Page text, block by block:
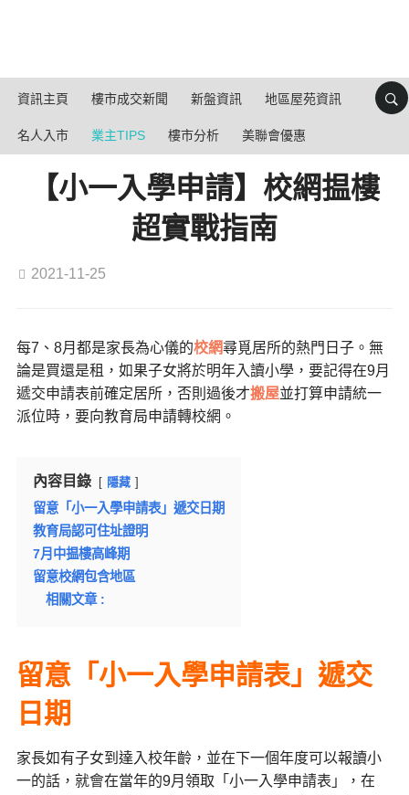
資訊主頁 樓市成交新聞 新盤資訊 地區屋苑資訊
名人入市 業主TIPS 樓市分析 美聯會優惠
【小一入學申請】校網揾樓
超實戰指南
2021-11-25
每7、8月都是家長為心儀的校網尋覓居所的熱門日子。無
論是買還是租，如果子女將於明年入讀小學，要記得在9月
遞交申請表前確定居所，否則過後才搬屋並打算申請統一
派位時，要向教育局申請轉校網。
內容目錄 隱藏
留意「小一入學申請表」遞交日期
教育局認可住址證明
7月中揾樓高峰期
留意校網包含地區
相關文章 :
留意「小一入學申請表」遞交
日期
家長如有子女到達入校年齡，並在下一個年度可以報讀小
一的話，就會在當年的9月領取「小一入學申請表」，在